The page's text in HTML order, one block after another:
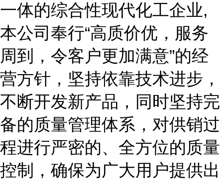
一体的综合性现代化工企业,
本公司奉行“高质价优，服务
周到，令客户更加满意”的经
营方针，坚持依靠技术进步，
不断开发新产品，同时坚持完
备的质量管理体系，对供销过
程进行严密的、全方位的质量
控制，确保为广大用户提供出